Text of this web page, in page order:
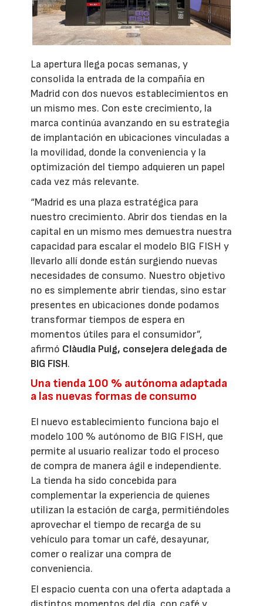
La apertura llega pocas semanas, y
consolida la entrada de la compañía en
Madrid con dos nuevos establecimientos en
un mismo mes. Con este crecimiento, la
marca continúa avanzando en su estrategia
de implantación en ubicaciones vinculadas a
la movilidad, donde la conveniencia y la
optimización del tiempo adquieren un papel
cada vez más relevante.
“Madrid es una plaza estratégica para
nuestro crecimiento. Abrir dos tiendas en la
capital en un mismo mes demuestra nuestra
capacidad para escalar el modelo BIG FISH y
llevarlo allí donde están surgiendo nuevas
necesidades de consumo. Nuestro objetivo
no es simplemente abrir tiendas, sino estar
presentes en ubicaciones donde podamos
transformar tiempos de espera en
momentos útiles para el consumidor”,
afirmó Clàudia Puig, consejera delegada de
BIG FISH.
Una tienda 100 % autónoma adaptada
a las nuevas formas de consumo
El nuevo establecimiento funciona bajo el
modelo 100 % autónomo de BIG FISH, que
permite al usuario realizar todo el proceso
de compra de manera ágil e independiente.
La tienda ha sido concebida para
complementar la experiencia de quienes
utilizan la estación de carga, permitiéndoles
aprovechar el tiempo de recarga de su
vehículo para tomar un café, desayunar,
comer o realizar una compra de
conveniencia.
El espacio cuenta con una oferta adaptada a